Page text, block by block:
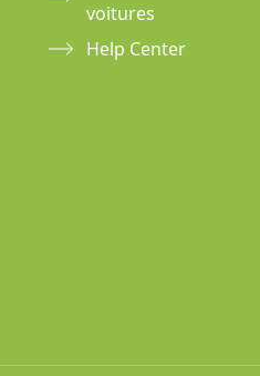
voitures
Help Center